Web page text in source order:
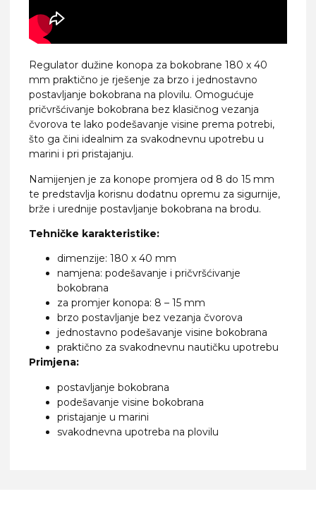
Regulator dužine konopa za bokobrane 180 x 40
mm praktično je rješenje za brzo i jednostavno
postavljanje bokobrana na plovilu. Omogućuje
pričvršćivanje bokobrana bez klasičnog vezanja
čvorova te lako podešavanje visine prema potrebi,
što ga čini idealnim za svakodnevnu upotrebu u
marini i pri pristajanju.
Namijenjen je za konope promjera od 8 do 15 mm
te predstavlja korisnu dodatnu opremu za sigurnije,
brže i urednije postavljanje bokobrana na brodu.
Tehničke karakteristike:
dimenzije: 180 x 40 mm
namjena: podešavanje i pričvršćivanje
bokobrana
za promjer konopa: 8 – 15 mm
brzo postavljanje bez vezanja čvorova
jednostavno podešavanje visine bokobrana
praktično za svakodnevnu nautičku upotrebu
Primjena:
postavljanje bokobrana
podešavanje visine bokobrana
pristajanje u marini
svakodnevna upotreba na plovilu